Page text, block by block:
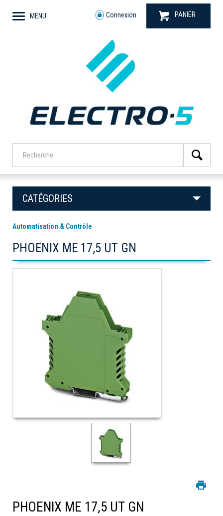
MENU Connexion PANIER
CATÉGORIES
Automatisation & Contrôle
PHOENIX ME 17,5 UT GN
PHOENIX ME 17,5 UT GN